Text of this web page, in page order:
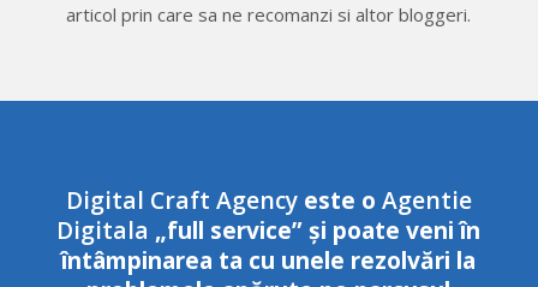
articol prin care sa ne recomanzi si altor bloggeri.
Digital Craft Agencyeste o Agentie
Digitala „full service” și poate veni în
întâmpinarea ta cu unele rezolvări la